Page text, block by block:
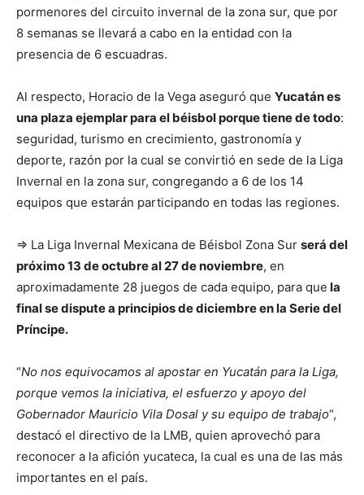
pormenores del circuito invernal de la zona sur, que por
8 semanas se llevará a cabo en la entidad con la
presencia de 6 escuadras.
Al respecto, Horacio de la Vega aseguró que Yucatán es
una plaza ejemplar para el béisbol porque tiene de todo:
seguridad, turismo en crecimiento, gastronomía y
deporte, razón por la cual se convirtió en sede de la Liga
Invernal en la zona sur, congregando a 6 de los 14
equipos que estarán participando en todas las regiones.
⇒ La Liga Invernal Mexicana de Béisbol Zona Sur será del
próximo 13 de octubre al 27 de noviembre, en
aproximadamente 28 juegos de cada equipo, para que la
final se dispute a principios de diciembre en la Serie del
Príncipe.
“No nos equivocamos al apostar en Yucatán para la Liga,
porque vemos la iniciativa, el esfuerzo y apoyo del
Gobernador Mauricio Vila Dosal y su equipo de trabajo“,
destacó el directivo de la LMB, quien aprovechó para
reconocer a la afición yucateca, la cual es una de las más
importantes en el país.